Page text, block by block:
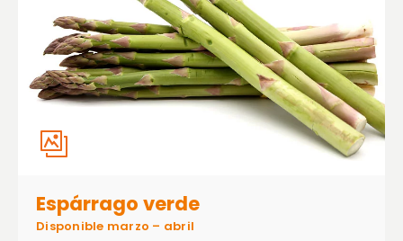
Espárrago verde
Disponible marzo – abril